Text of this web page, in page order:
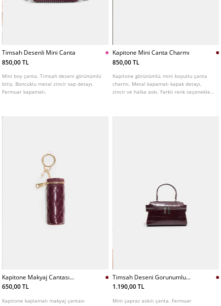
Timsah Desenli Mini Canta
850,00 TL
Mini boy çanta. Timsah deseni görünümlü
bitiş. Boncuklu metal zincir sap detayı.
Fermuar kapamalı.
Kapitone Mini Canta Charmı
850,00 TL
Kapitone görünümlü, mini boyutlu çanta
charmı. Metal kapamalı kapak detayı,
zincir ve halka askı. Farklı renk seçenekleri
Kapitone Makyaj Cantası
Charm
650,00 TL
Kapitone kaplamalı makyaj çantası
Timsah Deseni Gorunumlu
Mini Capraz Askılı Canta
1.190,00 TL
Mini çapraz askılı çanta. Fermuar